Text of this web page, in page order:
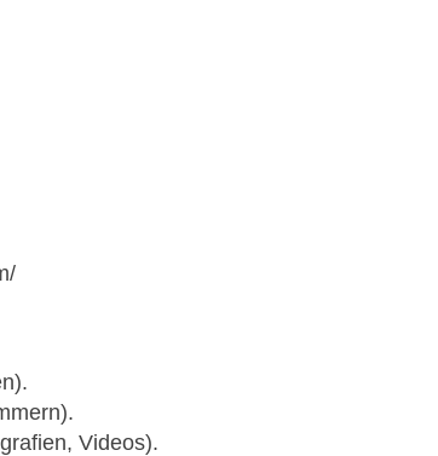
Videos).